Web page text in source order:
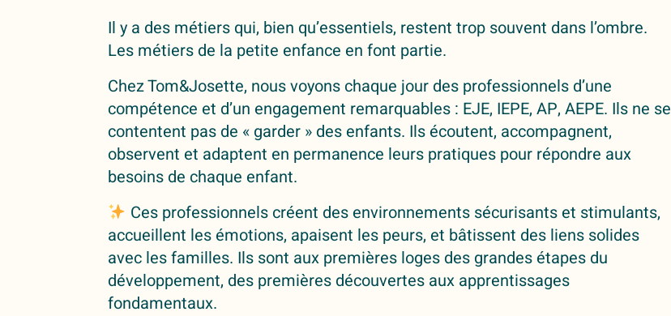
Il y a des métiers qui, bien qu’essentiels, restent trop souvent dans l’ombre.
Les métiers de la petite enfance en font partie.
Chez Tom&Josette, nous voyons chaque jour des professionnels d’une
compétence et d’un engagement remarquables : EJE, IEPE, AP, AEPE. Ils ne se
contentent pas de « garder » des enfants. Ils écoutent, accompagnent,
observent et adaptent en permanence leurs pratiques pour répondre aux
besoins de chaque enfant.
Ces professionnels créent des environnements sécurisants et stimulants,
accueillent les émotions, apaisent les peurs, et bâtissent des liens solides
avec les familles. Ils sont aux premières loges des grandes étapes du
développement, des premières découvertes aux apprentissages
fondamentaux.